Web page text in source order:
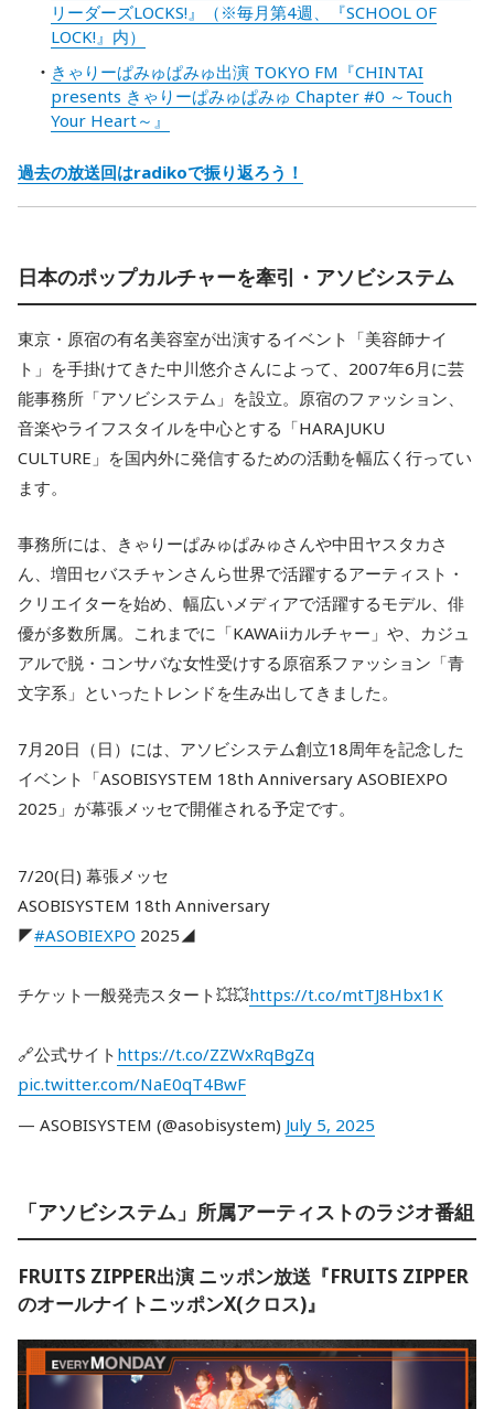
リーダーズLOCKS!』（※毎月第4週、『SCHOOL OF
LOCK!』内）
きゃりーぱみゅぱみゅ出演 TOKYO FM『CHINTAI
presents きゃりーぱみゅぱみゅ Chapter #0 ～Touch
Your Heart～』
過去の放送回はradikoで振り返ろう！
日本のポップカルチャーを牽引・アソビシステム
東京・原宿の有名美容室が出演するイベント「美容師ナイ
ト」を手掛けてきた中川悠介さんによって、2007年6月に芸
能事務所「アソビシステム」を設立。原宿のファッション、
音楽やライフスタイルを中心とする「HARAJUKU
CULTURE」を国内外に発信するための活動を幅広く行ってい
ます。
事務所には、きゃりーぱみゅぱみゅさんや中田ヤスタカさ
ん、増田セバスチャンさんら世界で活躍するアーティスト・
クリエイターを始め、幅広いメディアで活躍するモデル、俳
優が多数所属。これまでに「KAWAiiカルチャー」や、カジュ
アルで脱・コンサバな女性受けする原宿系ファッション「青
文字系」といったトレンドを生み出してきました。
7月20日（日）には、アソビシステム創立18周年を記念した
イベント「ASOBISYSTEM 18th Anniversary ASOBIEXPO
2025」が幕張メッセで開催される予定です。
7/20(日) 幕張メッセ
ASOBISYSTEM 18th Anniversary
◤#ASOBIEXPO 2025◢
チケット一般発売スタート💥💥https://t.co/mtTJ8Hbx1K
🔗公式サイト https://t.co/ZZWxRqBgZq
pic.twitter.com/NaE0qT4BwF
— ASOBISYSTEM (@asobisystem) July 5, 2025
「アソビシステム」所属アーティストのラジオ番組
FRUITS ZIPPER出演 ニッポン放送『FRUITS ZIPPER
のオールナイトニッポンX(クロス)』